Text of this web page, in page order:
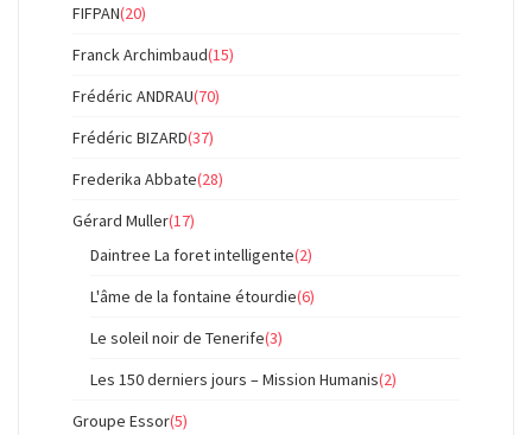
FIFPAN(20)
Franck Archimbaud(15)
Frédéric ANDRAU(70)
Frédéric BIZARD(37)
Frederika Abbate(28)
Gérard Muller(17)
Daintree La foret intelligente(2)
L'âme de la fontaine étourdie(6)
Le soleil noir de Tenerife(3)
Les 150 derniers jours – Mission Humanis(2)
Groupe Essor(5)